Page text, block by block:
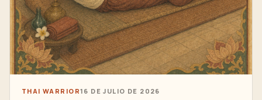
THAI WARRIOR16 DE JULIO DE 2026